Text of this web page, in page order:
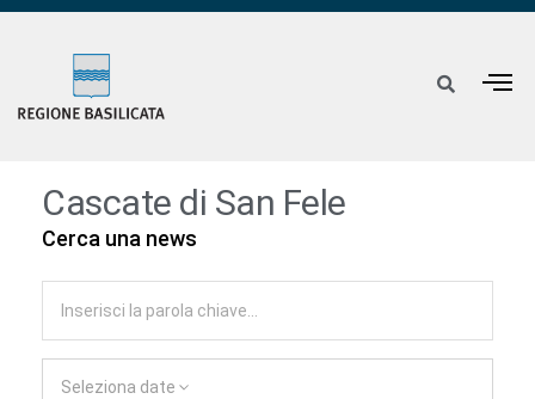
Cascate di San Fele
Cerca una news
Seleziona date